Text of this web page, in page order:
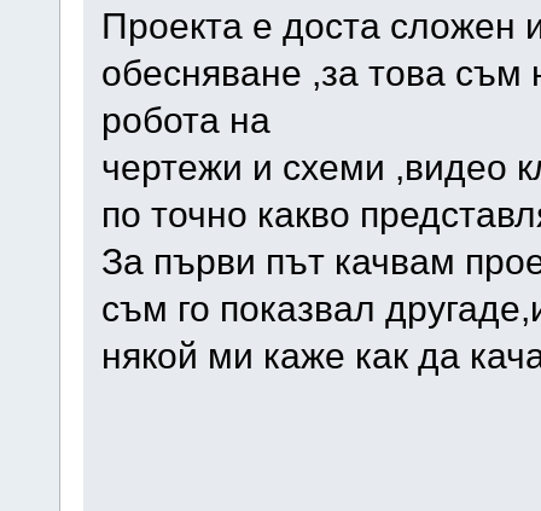
Проекта е доста сложен
обесняване ,за това съм
робота на
чертежи и схеми ,видео
по точно какво
За първи път качвам
съм го показвал
някой ми каже как да